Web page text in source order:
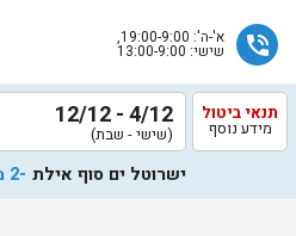
phone_in_talk א'-ה': 19:00-9:00,
שישי: 13:00-9:00
תנאי ביטול
מידע נוסף 4/12 - 12/12
(שישי - שבת)
ישרוטל ים סוף אילת -2 מבוגרים ל 8 לילות